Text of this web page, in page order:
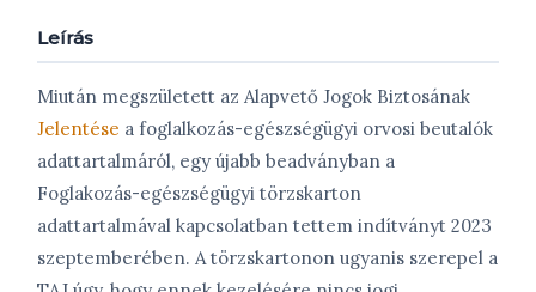
Leírás
Miután megszületett az Alapvető Jogok Biztosának
Jelentése a foglalkozás-egészségügyi orvosi beutalók
adattartalmáról, egy újabb beadványban a
Foglakozás-egészségügyi törzskarton
adattartalmával kapcsolatban tettem indítványt 2023
szeptemberében. A törzskartonon ugyanis szerepel a